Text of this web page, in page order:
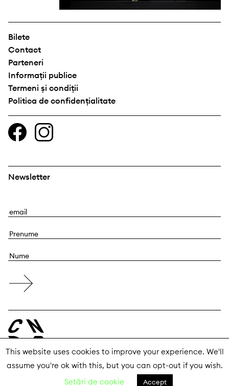
Bilete
Contact
Parteneri
Informații publice
Termeni și condiții
Politica de confidențialitate
Newsletter
E
a
l
P
e
u
e
N
m
© 2026 Centrul Național al Dansului București
This website uses cookies to improve your experience. We'll
assume you're ok with this, but you can opt-out if you wish.
Setări de cookie
Accept